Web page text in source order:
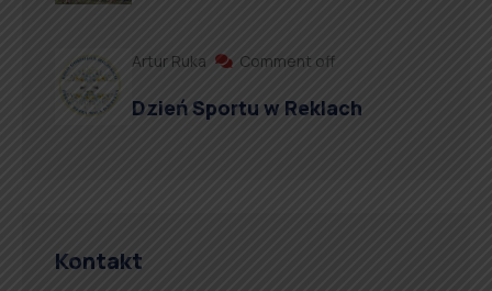
Artur Ruka Comment off
Dzień Sportu w Reklach
Kontakt